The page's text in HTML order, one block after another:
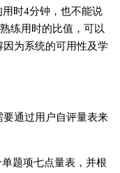
时4分钟，也不能说
练用时的比值，可以
为系统的可用性及学
通过用户自评量表来
题项七点量表，并根